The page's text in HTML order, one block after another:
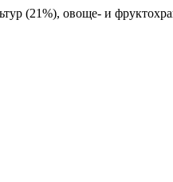
(21%), овоще- и